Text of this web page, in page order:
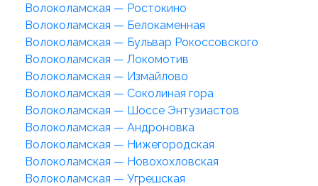
Волоколамская — Ростокино
Волоколамская — Белокаменная
Волоколамская — Бульвар Рокоссовского
Волоколамская — Локомотив
Волоколамская — Измайлово
Волоколамская — Соколиная гора
Волоколамская — Шоссе Энтузиастов
Волоколамская — Андроновка
Волоколамская — Нижегородская
Волоколамская — Новохохловская
Волоколамская — Угрешская